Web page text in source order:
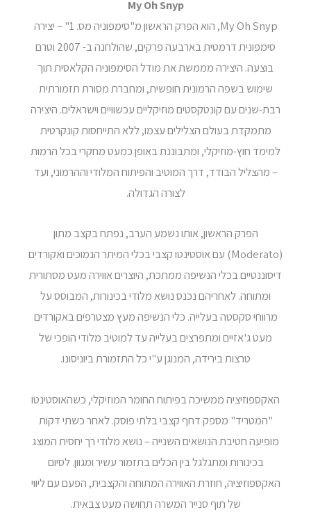
My Oh Snyp
My Oh Snyp, הוא הפרק הראשון מ"סימפוניה מס. 1" – יצירה
סימפונית דרמטית בארבעה פרקים, שהולחנה ב- 2007 וטרם
בוצעה. היצירה מממשת את מודל הסימפוניה הקלאסית תוך
שימוש בשפה הרמונית חופשית, ומחברת מסורת תזמורתית
רבת-שנים עם קונטקסטים מוזיקליים עכשוויים וישראלים. היצירה
מתמקדת בעולם הצלילים עצמו, ללא התייחסות קונקרטית
למימד חוץ-מוזיקלי, ומתבוננת באופן כמעט מחקרי בכל הרמות
– מהצליל הבודד, דרך המוטיב והפיתוח המלודי וההרמוני, ועד
לצורה הגדולה.
הפרק הראשון, אותו נשמע הערב, נפתח בקצב מתון
(Moderato) עם אוסטינטו קצבי בכלי המיתר הנמוכים ואקורדים
דיסוננטיים בכלי הנשיפה ממתכת, היוצרים אווירה מעט מסתורית
ומתוחה. לאחריהם נכנס נושא מלודי בכינורות, המבוסס על
מרווחי סקסטה בעלייה. כלי הנשיפה מעץ מצטרפים באקורדים
מעט ג'אזיים ומתפרצים בעלייה עד למוטיב מלודי הופכי של
טרצות בירידה, המנוגן ע"י כל התזמורת ביוניסונו.
האקספוזיציה ממשיכה בפיתוח החומר המוזיקלי, כשהאוסטינטו
"המטריד" מספק דחף קצבי בלתי פוסק. לאחר כשתי דקות
מופיעה חטיבת הנושאים השנייה – נושא מלודי רך יחסית המוצג
בכינורות ומתגלגל בין הכלים בתזמור עשיר ומגוון. לסיום
האקספוזיציה, חוזרת האווירה המתוחה והקצבית, הפעם עם ליווי
של תוף סנייר המשרה תחושה מעט צבאית.